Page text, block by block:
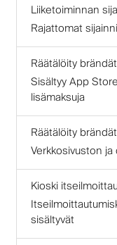
Liiketoiminnan
Rajattomat
Räätälöity
Sisältyy App
lisämaksuja
Räätälöity
Verkkosivuston
Kioski
sisältyvät